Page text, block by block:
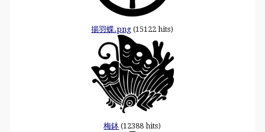
揚羽蝶.png (15122 hits)
梅鉢 (12388 hits)